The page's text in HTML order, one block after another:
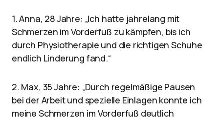
1. Anna, 28 Jahre: „Ich hatte jahrelang mit
Schmerzen im Vorderfuß zu kämpfen, bis ich
durch Physiotherapie und die richtigen Schuhe
endlich Linderung fand.“
2. Max, 35 Jahre: „Durch regelmäßige Pausen
bei der Arbeit und spezielle Einlagen konnte ich
meine Schmerzen im Vorderfuß deutlich